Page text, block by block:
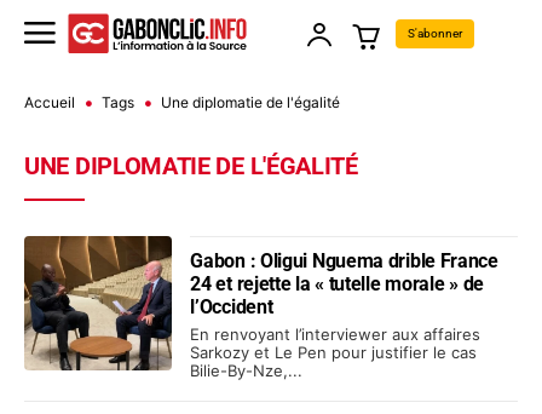
S'abonner
Accueil Tags Une diplomatie de l'égalité
UNE DIPLOMATIE DE L'ÉGALITÉ
Gabon : Oligui Nguema drible France
24 et rejette la « tutelle morale » de
l’Occident
En renvoyant l’interviewer aux affaires
Sarkozy et Le Pen pour justifier le cas
Bilie-By-Nze,...